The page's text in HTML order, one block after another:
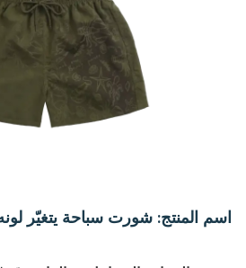
اسم المنتج: شورت سباحة يتغيّر